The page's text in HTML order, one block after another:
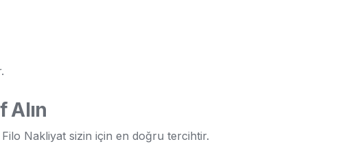
Alın
Filo Nakliyat sizin için en doğru tercihtir.